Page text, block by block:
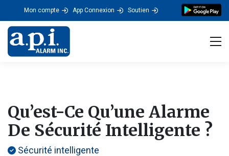
Mon compte App Connexion Soutien
Qu’est-Ce Qu’une Alarme
De Sécurité Intelligente ?
Sécurité intelligente